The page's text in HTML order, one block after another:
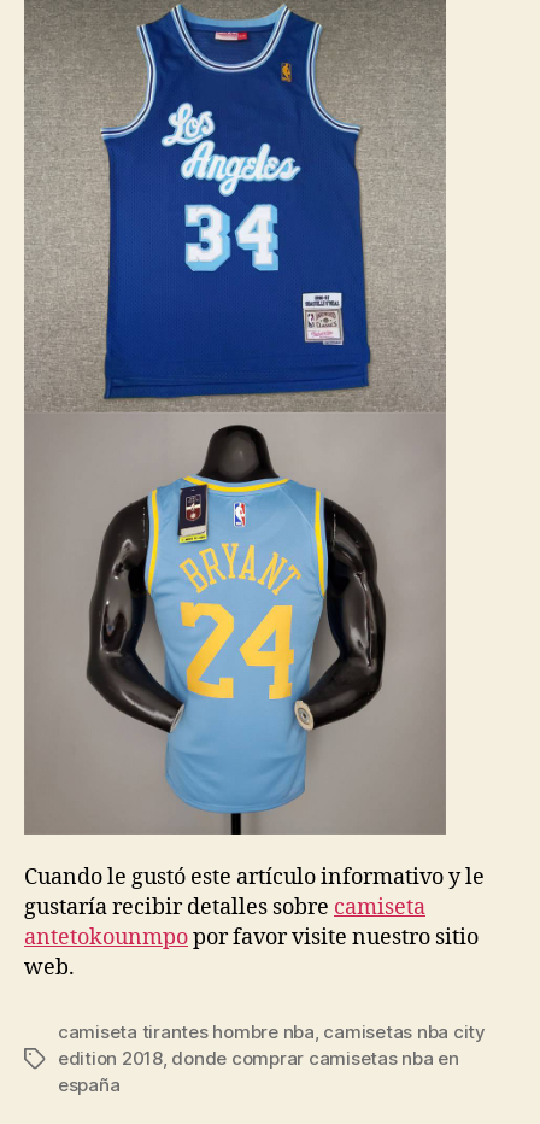
Cuando le gustó este artículo informativo y le
gustaría recibir detalles sobre camiseta
antetokounmpopor favor visite nuestro sitio
web.
Etiquetas
camiseta tirantes hombre nba, camisetas nba city
edition 2018, donde comprar camisetas nba en
españa